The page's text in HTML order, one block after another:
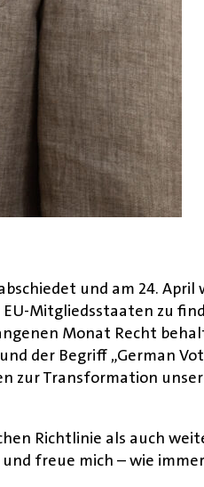
und am 24.
Mitgliedsstaaten zu
Monat Recht
der Begriff „German
zur Transformation
Richtlinie als auch
freue mich – wie